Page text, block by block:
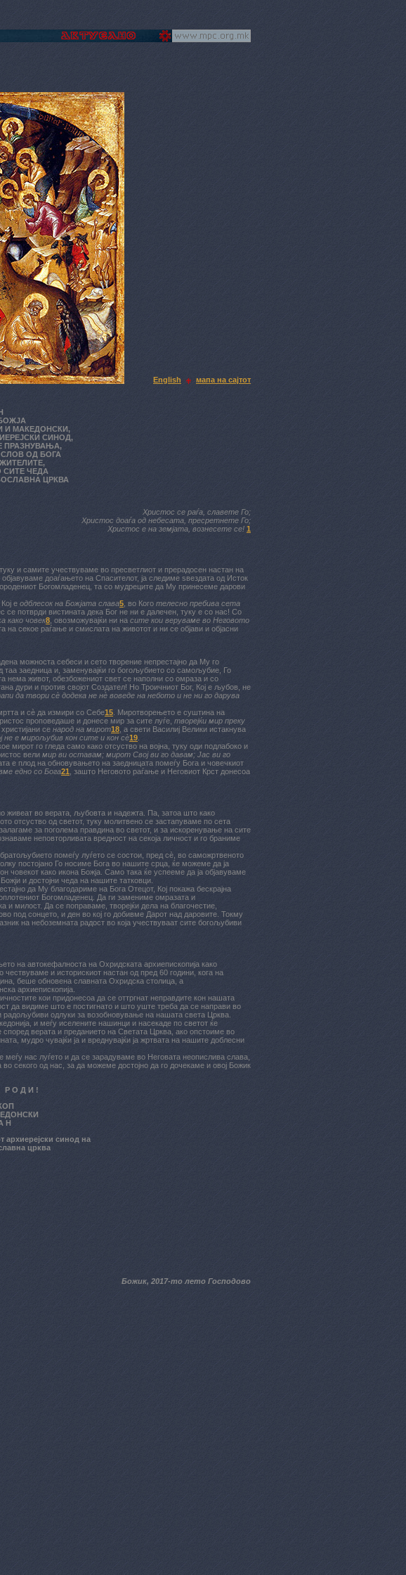
И МАКЕДОНСКИ,
СИНОД,
ПРАЗНУВАЊА,
ОД БОГА
ЧЕДА
ЦРКВА
Христос се раѓа славете Го;
Христос доаѓа од небесата, пресретнете Го;
Христос е на земјата, вознесете се! 1
и самите учествуваме во пресветлиот и прерадосен настан на
доаѓањето на Спасителот, ја следиме ѕвездата од Исток
Богомладенец, та со мудреците да Му принесеме дарови
, Кој е одблесок на Божјата слава5 , во Кого телесно пребива сета
се потврди вистината дека Бог не ни е далечен, туку е со нас! Со
како човек8 , овозможувајќи ни на сите кои веруваме во Неговото
на секое раѓање и смислата на животот и ни се објави и објасни
можноста себеси и сето творение непрестајно да Му го
заедница и, заменувајќи го богољубието со самољубие, Го
нема живот, обезбожениот свет се наполни со омраза и со
дури и против својот Создател! Но Троичниот Бог, Кој е љубов, не
да твори сè додека не нè воведе на небото и не ни го дарува
и сè да измири со Себе15 . Миротворењето е суштина на
проповедаше и донесе мир за сите луѓе, творејќи мир преку
се народ на мирот18 , а свети Василиј Велики истакнува
не е мирољубив кон сите и кон сè19
мирот го гледа само како отсуство на војна, туку оди подлабоко и
вели мир ви оставам; мирот Свој ви го давам; Јас ви го
е плод на обновувањето на заедницата помеѓу Бога и човечкиот
едно со Бога21 , зашто Неговото раѓање и Неговиот Крст донесоа
живеат во верата, љубовта и надежта. Па, затоа што како
отсуство од светот, туку молитвено се застапуваме по сета
за поголема правдина во светот, и за искоренување на сите
неповторливата вредност на секоја личност и го браниме
помеѓу луѓето се состои, пред сè, во саможртвеното
постојано Го носиме Бога во нашите срца, ќе можеме да ја
човекот како икона Божја. Само така ќе успееме да ја објавуваме
и достојни чеда на нашите татковци.
да Му благодариме на Бога Отецот, Кој покажа бескрајна
Богомладенец. Да ги замениме омразата и
милост. Да се поправаме, творејќи дела на благочестие,
под сонцето, и ден во кој го добивме Дарот над даровите. Токму
на небоземната радост во која учествуваат сите богољубиви
на автокефалноста на Охридската архиепископија како
и историскиот настан од пред 60 години, кога на
беше обновена славната Охридска столица, а
архиепископија.
кои придонесоа да се оттргнат неправдите кон нашата
да видиме што е постигнато и што уште треба да се направи во
радољубиви одлуки за возобновување на нашата света Црква.
и меѓу иселените нашинци и насекаде по светот ќе
според верата и преданието на Светата Црква, ако опстоиме во
мудро чувајќи ја и вреднувајќи ја жртвата на нашите доблесни
нас луѓето и да се зарадуваме во Неговата неопислива слава,
секого од нас, за да можеме достојно да го дочекаме и овој Божик
Р О Д И !
Н
архиерејски синод на
црква
Божик, 2017-то лето Господово
English мапа на сајтот